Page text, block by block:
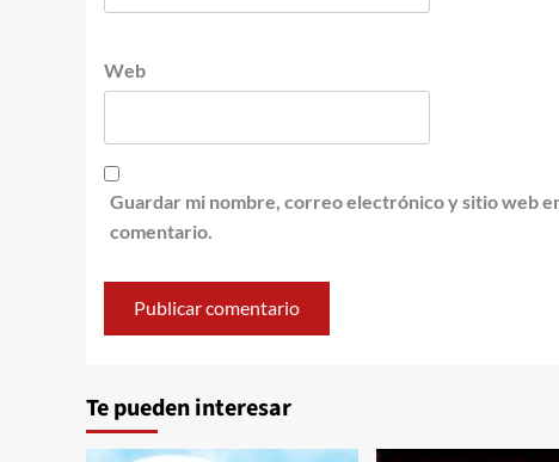
Web
Guardar mi nombre, correo electrónico y sitio web
comentario.
Te pueden interesar